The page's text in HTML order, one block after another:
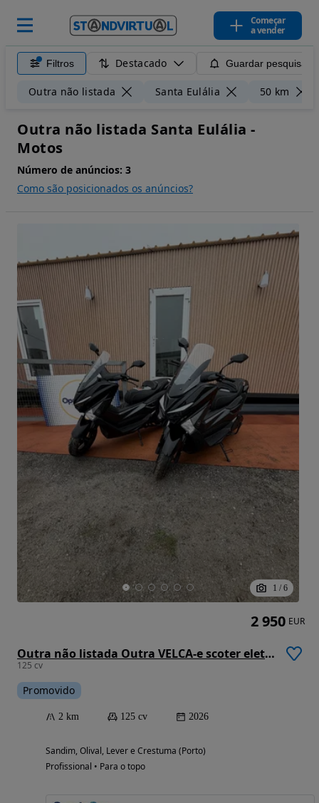
Começar
a vender
Filtros Destacado Guardar pesquisa
Outra não listada Santa Eulália 50 km
Outra não listada Santa Eulália -
Motos
Número de anúncios: 3
Como são posicionados os anúncios?
1 / 6
Outra não listada Outra VELCA-e scoter eletrica igual 125cc nova 2 lugares
125 cv
Promovido
2 km 125 cv 2026
Sandim, Olival, Lever e Crestuma (Porto)
Profissional • Para o topo
2 950 EUR